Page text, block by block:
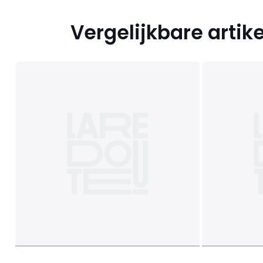
Vergelijkbare